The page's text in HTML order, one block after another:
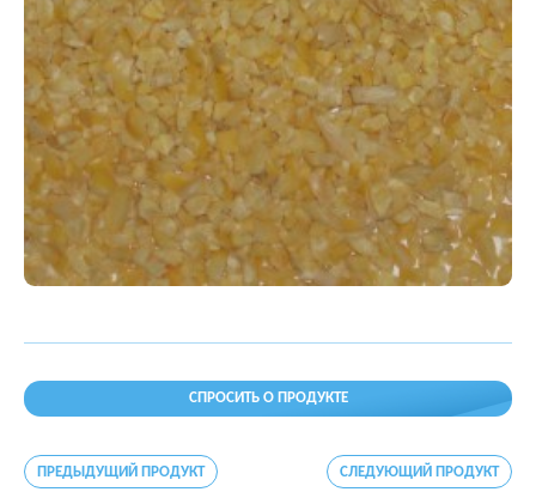
СПРОСИТЬ О ПРОДУКТЕ
ПРЕДЫДУЩИЙ ПРОДУКТ СЛЕДУЮЩИЙ ПРОДУКТ